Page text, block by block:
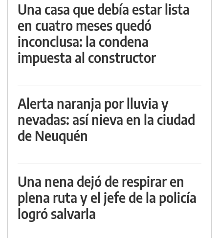
Una casa que debía estar lista
en cuatro meses quedó
inconclusa: la condena
impuesta al constructor
Alerta naranja por lluvia y
nevadas: así nieva en la ciudad
de Neuquén
Una nena dejó de respirar en
plena ruta y el jefe de la policía
logró salvarla